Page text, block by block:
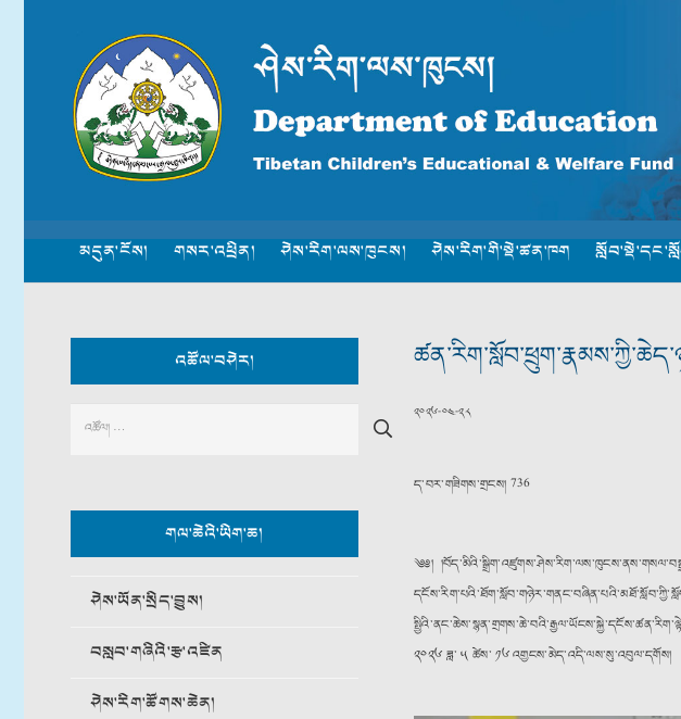
མདུན་ངོས། གསར་འཕྲིན། ཤེས་རིག་ལས་ཁུངས། ཤེས་རིག་གི་སྡེ་ཚན་ཁག
འཚོལ་བཤེར།
Search
གལ་ཆེའི་ཡིག་ཆ།
ཤེས་ཡོན་སྲིད་བྱུས།
བསླབ་གཞིའི་རྩ་འཛིན
ཤེས་རིག་ཚོགས་ཆེན།
༢༠༢༦-༠༤-༢༨
ད་བར་གཟིགས་གྲངས། 736
༄༅།
༢༠༢༦ ཟླ་ ༥ ཚེས་ ༡༦ འགྱངས་མེད་འདི་ལས་སུ་འབུལ་དགོས།